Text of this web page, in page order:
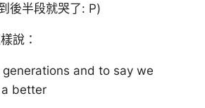
後半段就哭了: P)
說：
and to say we
better